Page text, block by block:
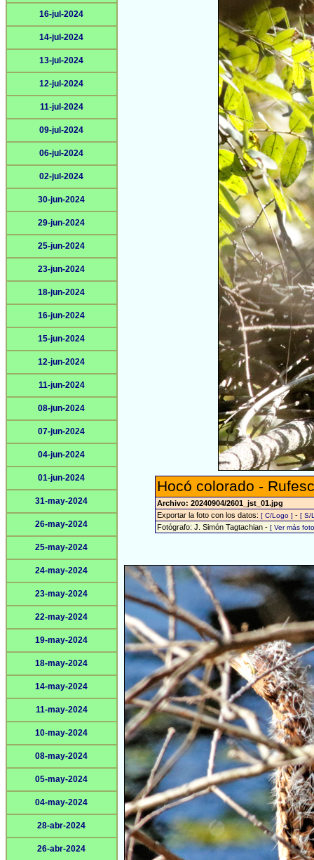
16-jul-2024
14-jul-2024
13-jul-2024
12-jul-2024
11-jul-2024
09-jul-2024
06-jul-2024
02-jul-2024
30-jun-2024
29-jun-2024
25-jun-2024
23-jun-2024
18-jun-2024
16-jun-2024
15-jun-2024
12-jun-2024
11-jun-2024
08-jun-2024
07-jun-2024
04-jun-2024
01-jun-2024
31-may-2024
26-may-2024
25-may-2024
24-may-2024
23-may-2024
22-may-2024
19-may-2024
18-may-2024
14-may-2024
11-may-2024
10-may-2024
08-may-2024
05-may-2024
04-may-2024
28-abr-2024
26-abr-2024
Hocó colorado -
Archivo: 20240904/2601_jst_01.jpg
Exportar la foto con los datos: [ C/Logo ] - [ S/
Fotógrafo: J. Simón Tagtachian - [ Ver más